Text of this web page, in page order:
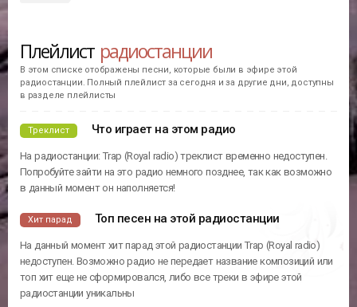
Плейлист радиостанции
В этом списке отображены песни, которые были в эфире этой
радиостанции. Полный плейлист за сегодня и за другие дни, доступны
в разделе плейлисты
Треклист Что играет на этом радио
На радиостанции: Trap (Royal radio) треклист временно недоступен.
Попробуйте зайти на это радио немного позднее, так как возможно
в данный момент он наполняется!
Хит парад Топ песен на этой радиостанции
На данный момент хит парад этой радиостанции Trap (Royal radio)
недоступен. Возможно радио не передает название композиций или
топ хит еще не сформировался, либо все треки в эфире этой
радиостанции уникальны